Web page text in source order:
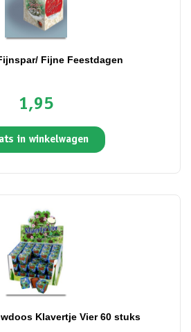
Fijne Feestdagen
1,95
in winkelwagen
Klavertje Vier 60 stuks